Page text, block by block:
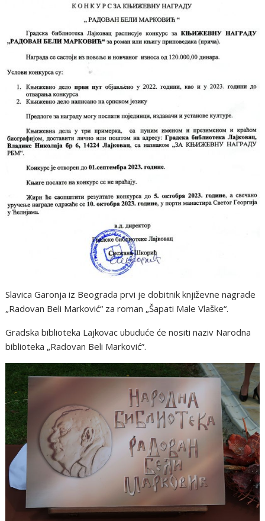
Slavica Garonja iz Beograda prvi je dobitnik književne nagrade
„Radovan Beli Marković“ za roman „Šapati Male Vlaške“.
Gradska biblioteka Lajkovac ubuduće će nositi naziv Narodna
biblioteka „Radovan Beli Marković”.